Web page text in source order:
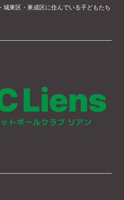
城東区・東成区に住んでいる子どもたち